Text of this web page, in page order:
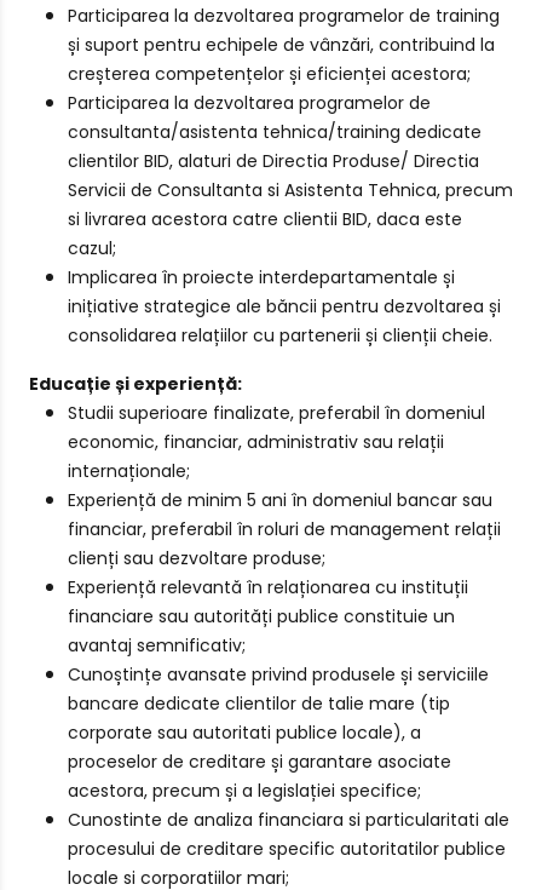
Participarea la dezvoltarea programelor de training
și suport pentru echipele de vânzări, contribuind la
creșterea competențelor și eficienței acestora;
Participarea la dezvoltarea programelor de
consultanta/asistenta tehnica/training dedicate
clientilor BID, alaturi de Directia Produse/ Directia
Servicii de Consultanta si Asistenta Tehnica, precum
si livrarea acestora catre clientii BID, daca este
cazul;
Implicarea în proiecte interdepartamentale și
inițiative strategice ale băncii pentru dezvoltarea și
consolidarea relațiilor cu partenerii și clienții cheie.
Educație și experiență:
Studii superioare finalizate, preferabil în domeniul
economic, financiar, administrativ sau relații
internaționale;
Experiență de minim 5 ani în domeniul bancar sau
financiar, preferabil în roluri de management relații
clienți sau dezvoltare produse;
Experiență relevantă în relaționarea cu instituții
financiare sau autorități publice constituie un
avantaj semnificativ;
Cunoștințe avansate privind produsele și serviciile
bancare dedicate clientilor de talie mare (tip
corporate sau autoritati publice locale), a
proceselor de creditare și garantare asociate
acestora, precum și a legislației specifice;
Cunostinte de analiza financiara si particularitati ale
procesului de creditare specific autoritatilor publice
locale si corporatiilor mari;